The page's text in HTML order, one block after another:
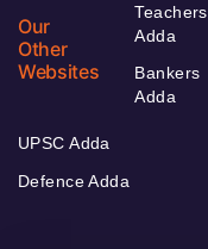
Our
Other
Websites
Teachers
Adda
Bankers
Adda
UPSC Adda
Defence Adda